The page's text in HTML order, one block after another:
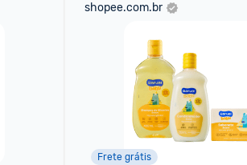
shopee.com.br
Frete grátis